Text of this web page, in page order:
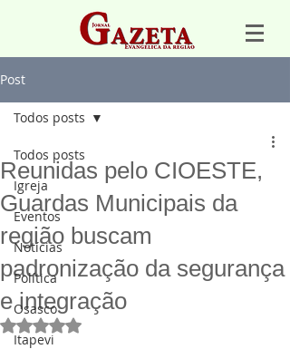
Post
Todos posts
Igreja
Eventos
Notícias
Política
Osasco
Itapevi
Todos posts
Reunidas pelo CIOESTE,
Guardas Municipais da
região buscam
padronização da segurança
e integração
Avaliado com NaN de 5 estrelas.